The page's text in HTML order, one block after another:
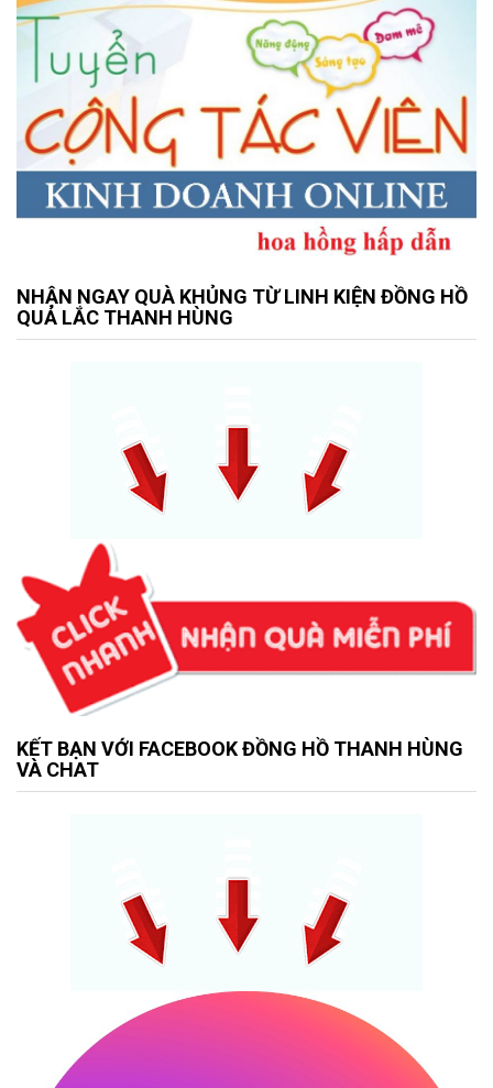
NHẬN NGAY QUÀ KHỦNG TỪ LINH KIỆN ĐỒNG HỒ
QUẢ LẮC THANH HÙNG
KẾT BẠN VỚI FACEBOOK ĐỒNG HỒ THANH HÙNG
VÀ CHAT